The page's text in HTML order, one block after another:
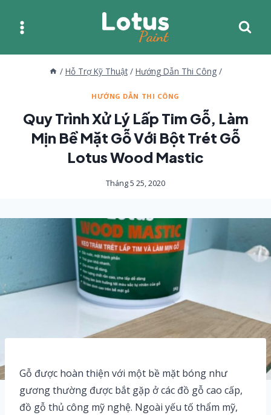
/ Hỗ Trợ Kỹ Thuật / Hướng Dẫn Thi Công /
HƯỚNG DẪN THI CÔNG
Quy Trình Xử Lý Lấp Tim Gỗ, Làm
Mịn Bề Mặt Gỗ Với Bột Trét Gỗ
Lotus Wood Mastic
Tháng 5 25, 2020
Gỗ được hoàn thiện với một bề mặt bóng như
gương thường được bắt gặp ở các đồ gỗ cao cấp,
đồ gỗ thủ công mỹ nghệ. Ngoài yếu tố thẩm mỹ,